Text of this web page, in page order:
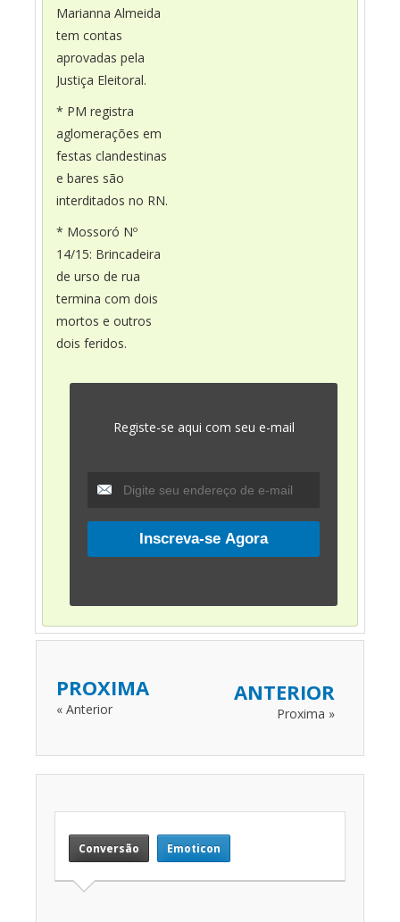
Marianna Almeida
tem contas
aprovadas pela
Justiça Eleitoral.
* PM registra
aglomerações em
festas clandestinas
e bares são
interditados no RN.
* Mossoró Nº
14/15: Brincadeira
de urso de rua
termina com dois
mortos e outros
dois feridos.
Registe-se aqui com seu e-mail
PROXIMA
« Anterior
ANTERIOR
Proxima »
Conversão Emoticon